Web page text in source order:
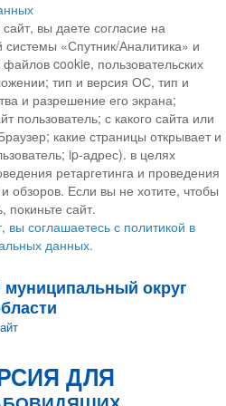
вы даете согласие на
системы «Спутник/Аналитика» и
cookie, пользовательских
тип и версия ОС, тип и
и разрешение его экрана;
пользователь; с какого сайта или
какие страницы открывает и
ip-адрес). в целях
ретаргетинга и проведения
обзоров. Если вы не хотите, чтобы
сайт.
вы соглашаетесь с политикой в
данных.